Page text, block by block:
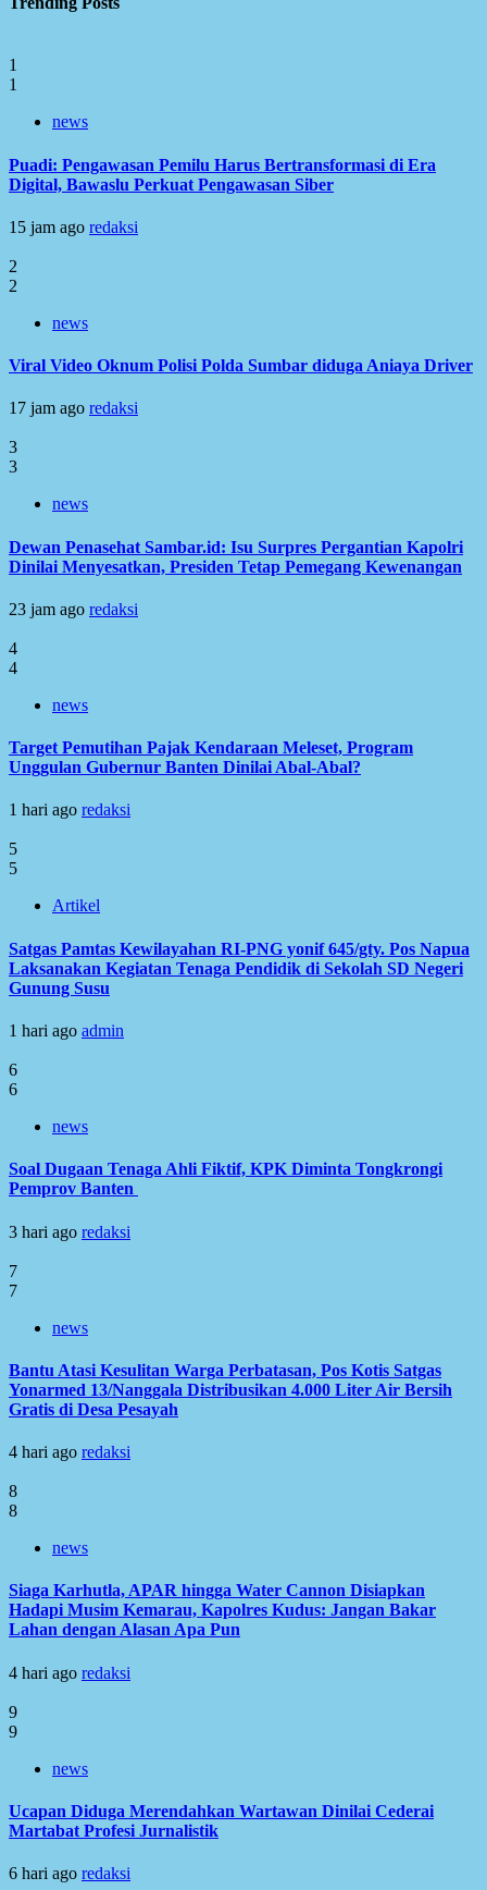
1
1
news
Puadi: Pengawasan Pemilu Harus Bertransformasi di Era
Digital, Bawaslu Perkuat Pengawasan Siber
15 jam ago redaksi
2
2
news
Viral Video Oknum Polisi Polda Sumbar diduga Aniaya Driver
17 jam ago redaksi
3
3
news
Dewan Penasehat Sambar.id: Isu Surpres Pergantian Kapolri
Dinilai Menyesatkan, Presiden Tetap Pemegang Kewenangan
23 jam ago redaksi
4
4
news
Target Pemutihan Pajak Kendaraan Meleset, Program
Unggulan Gubernur Banten Dinilai Abal-Abal?
1 hari ago redaksi
5
5
Artikel
Satgas Pamtas Kewilayahan RI-PNG yonif 645/gty. Pos Napua
Laksanakan Kegiatan Tenaga Pendidik di Sekolah SD Negeri
Gunung Susu
1 hari ago admin
6
6
news
Soal Dugaan Tenaga Ahli Fiktif, KPK Diminta Tongkrongi
Pemprov Banten
3 hari ago redaksi
7
7
news
Bantu Atasi Kesulitan Warga Perbatasan, Pos Kotis Satgas
Yonarmed 13/Nanggala Distribusikan 4.000 Liter Air Bersih
Gratis di Desa Pesayah
4 hari ago redaksi
8
8
news
Siaga Karhutla, APAR hingga Water Cannon Disiapkan
Hadapi Musim Kemarau, Kapolres Kudus: Jangan Bakar
Lahan dengan Alasan Apa Pun
4 hari ago redaksi
9
9
news
Ucapan Diduga Merendahkan Wartawan Dinilai Cederai
Martabat Profesi Jurnalistik
6 hari ago redaksi